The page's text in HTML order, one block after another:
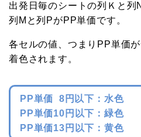
出発日毎のシートの列Ｋと
列Mと列PがPP単価です。
各セルの値、つまりPP単価
着色されます。
PP単価 8円以下：水色
PP単価10円以下：緑色
PP単価13円以下：黄色